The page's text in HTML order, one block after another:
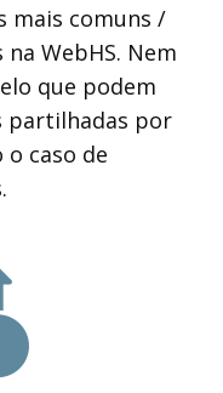
mais comuns /
WebHS. Nem
que podem
partilhadas por
caso de